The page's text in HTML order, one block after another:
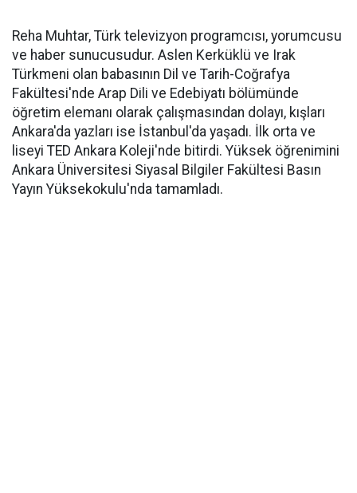
Reha Muhtar, Türk televizyon programcısı, yorumcusu
ve haber sunucusudur. Aslen Kerküklü ve Irak
Türkmeni olan babasının Dil ve Tarih-Coğrafya
Fakültesi'nde Arap Dili ve Edebiyatı bölümünde
öğretim elemanı olarak çalışmasından dolayı, kışları
Ankara'da yazları ise İstanbul'da yaşadı. İlk orta ve
liseyi TED Ankara Koleji'nde bitirdi. Yüksek öğrenimini
Ankara Üniversitesi Siyasal Bilgiler Fakültesi Basın
Yayın Yüksekokulu'nda tamamladı.